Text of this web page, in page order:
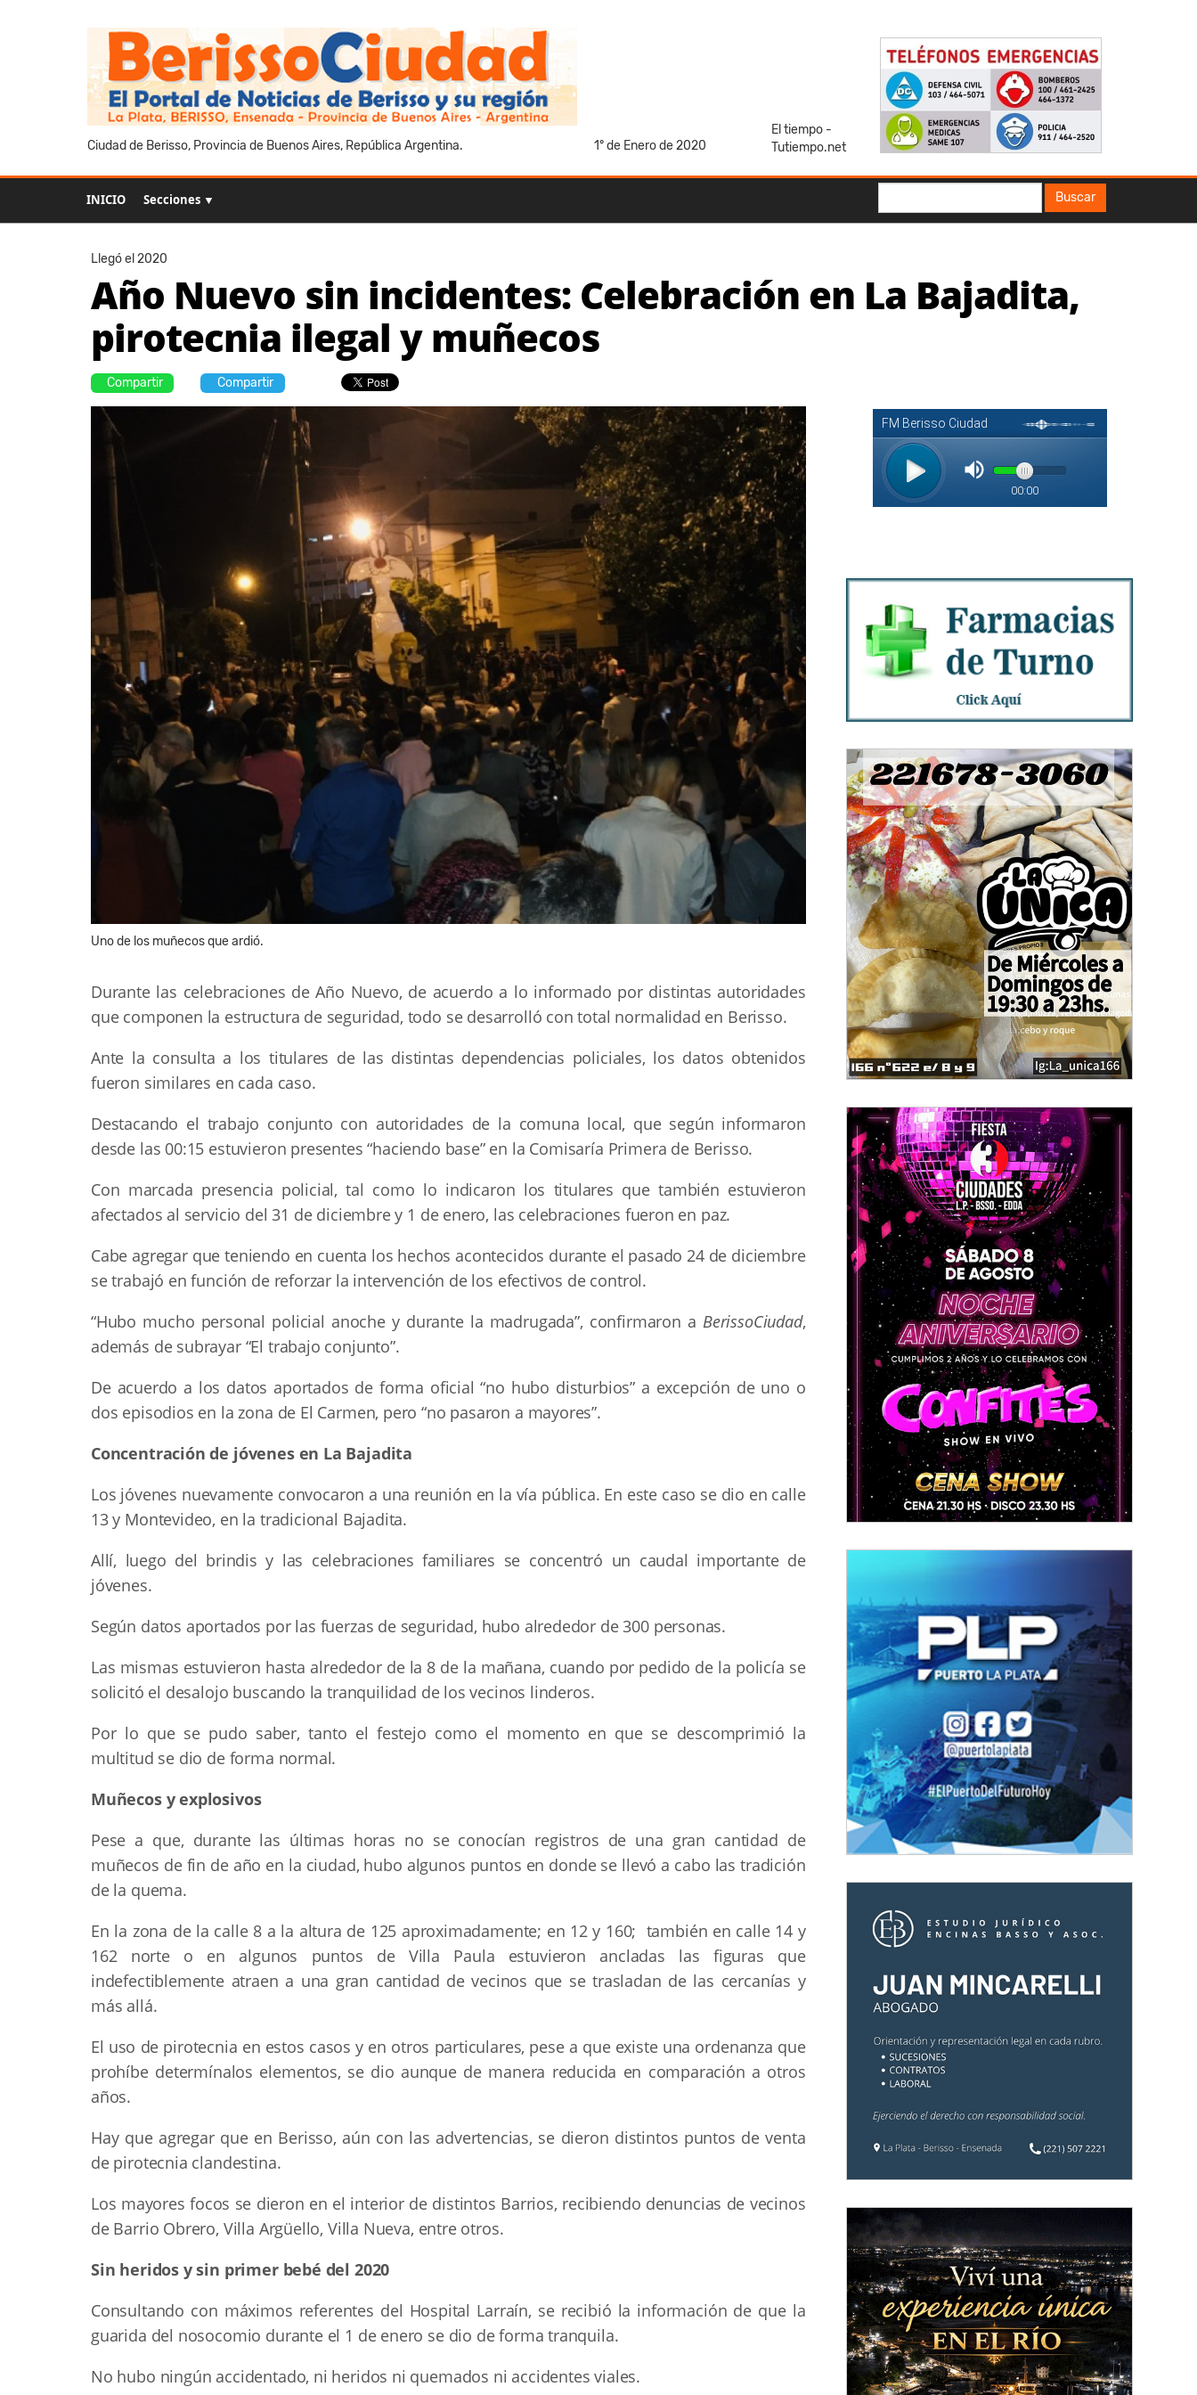
Ciudad de Berisso, Provincia de Buenos Aires, República Argentina. 1° de Enero de 2020
El tiempo -
Tutiempo.net
INICIO Secciones ▼ Buscar
Llegó el 2020
Año Nuevo sin incidentes: Celebración en La Bajadita,
pirotecnia ilegal y muñecos
Compartir Compartir
Uno de los muñecos que ardió.
Durante las celebraciones de Año Nuevo, de acuerdo a lo informado por distintas autoridades
que componen la estructura de seguridad, todo se desarrolló con total normalidad en Berisso.
Ante la consulta a los titulares de las distintas dependencias policiales, los datos obtenidos
fueron similares en cada caso.
Destacando el trabajo conjunto con autoridades de la comuna local, que según informaron
desde las 00:15 estuvieron presentes “haciendo base” en la Comisaría Primera de Berisso.
Con marcada presencia policial, tal como lo indicaron los titulares que también estuvieron
afectados al servicio del 31 de diciembre y 1 de enero, las celebraciones fueron en paz.
Cabe agregar que teniendo en cuenta los hechos acontecidos durante el pasado 24 de diciembre
se trabajó en función de reforzar la intervención de los efectivos de control.
“Hubo mucho personal policial anoche y durante la madrugada”, confirmaron a BerissoCiudad,
además de subrayar “El trabajo conjunto”.
De acuerdo a los datos aportados de forma oficial “no hubo disturbios” a excepción de uno o
dos episodios en la zona de El Carmen, pero “no pasaron a mayores”.
Concentración de jóvenes en La Bajadita
Los jóvenes nuevamente convocaron a una reunión en la vía pública. En este caso se dio en calle
13 y Montevideo, en la tradicional Bajadita.
Allí, luego del brindis y las celebraciones familiares se concentró un caudal importante de
jóvenes.
Según datos aportados por las fuerzas de seguridad, hubo alrededor de 300 personas.
Las mismas estuvieron hasta alrededor de la 8 de la mañana, cuando por pedido de la policía se
solicitó el desalojo buscando la tranquilidad de los vecinos linderos.
Por lo que se pudo saber, tanto el festejo como el momento en que se descomprimió la
multitud se dio de forma normal.
Muñecos y explosivos
Pese a que, durante las últimas horas no se conocían registros de una gran cantidad de
muñecos de fin de año en la ciudad, hubo algunos puntos en donde se llevó a cabo las tradición
de la quema.
En la zona de la calle 8 a la altura de 125 aproximadamente; en 12 y 160; también en calle 14 y
162 norte o en algunos puntos de Villa Paula estuvieron ancladas las figuras que
indefectiblemente atraen a una gran cantidad de vecinos que se trasladan de las cercanías y
más allá.
El uso de pirotecnia en estos casos y en otros particulares, pese a que existe una ordenanza que
prohíbe determínalos elementos, se dio aunque de manera reducida en comparación a otros
años.
Hay que agregar que en Berisso, aún con las advertencias, se dieron distintos puntos de venta
de pirotecnia clandestina.
Los mayores focos se dieron en el interior de distintos Barrios, recibiendo denuncias de vecinos
de Barrio Obrero, Villa Argüello, Villa Nueva, entre otros.
Sin heridos y sin primer bebé del 2020
Consultando con máximos referentes del Hospital Larraín, se recibió la información de que la
guarida del nosocomio durante el 1 de enero se dio de forma tranquila.
No hubo ningún accidentado, ni heridos ni quemados ni accidentes viales.